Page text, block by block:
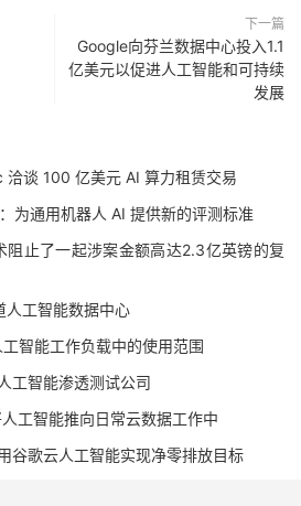
下一篇
Google向芬兰数据中心投入1.1
亿美元以促进人工智能和可持续
发展
谈 100 亿美元 AI 算力租赁交易
为通用机器人 AI 提供新的评测标准
阻止了一起涉案金额高达2.3亿英镑的复
工智能数据中心
智能工作负载中的使用范围
工智能渗透测试公司
工智能推向日常云数据工作中
谷歌云人工智能实现净零排放目标